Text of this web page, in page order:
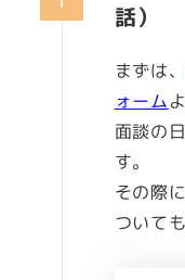
話）
まずは、
ォーム
面談の
す。
その際
ついて